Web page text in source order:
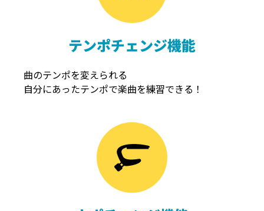
テンポチェンジ機能
曲のテンポを変えられる
自分にあったテンポで楽曲を練習できる！